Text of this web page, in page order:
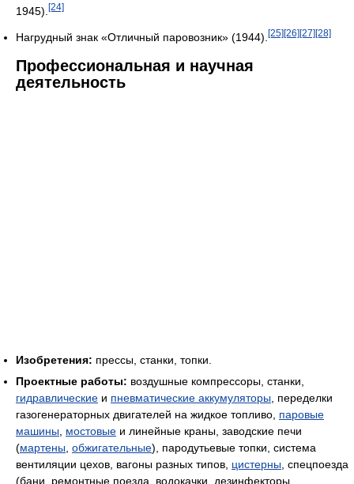
1945). [24]
Нагрудный знак «Отличный паровозник» (1944). [25] [26] [27] [28]
Профессиональная и научная
деятельность
Изобретения: прессы, станки, топки.
Проектные работы: воздушные компрессоры, станки,
гидравлические и пневматические аккумуляторы , переделки
газогенераторных двигателей на жидкое топливо, паровые
машины
мостовые и линейные краны, заводские печи
(мартены обжигательные), пародутьевые топки, система
вентиляции цехов, вагоны разных типов, цистерны , спецпоезда
(бани, ремонтные поезда, водокачки, дезинфекторы,